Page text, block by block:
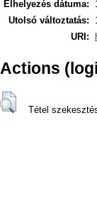
Elhelyezés dátuma:
Utolsó változtatás:
URI:
Actions
Tétel